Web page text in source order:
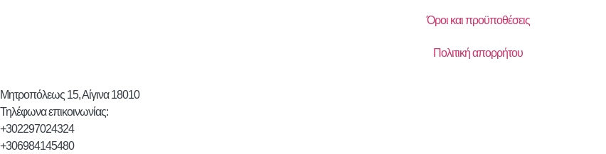
Όροι και προϋποθέσεις
Πολιτική απορρήτου
Μητροπόλεως 15, Αίγινα 18010
Τηλέφωνα επικοινωνίας:
+302297024324
+306984145480